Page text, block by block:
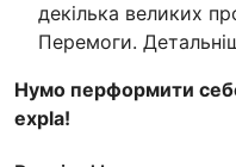
декілька великих
Перемоги.
Нумо перформити
expla!